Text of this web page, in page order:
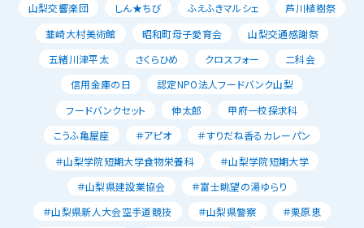
山梨交響楽団
しん★ちび ふえふきマルシェ
芦川植樹祭
韮崎大村美術館
昭和町母子愛育会
山梨交通感謝祭
五緒川津平太
さくらひめ クロスフォー
二科会
信用金庫の日
認定NPO法人フードバンク山梨
フードバンクセット
伸太郎
甲府一校探求科
こうふ亀屋座
＃アピオ
＃すりだね香るカレーパン
＃山梨学院短期大学食物栄養科
＃山梨学院短期大学
＃山梨県建設業協会
＃富士眺望の湯ゆらり
＃山梨県新人大会空手道競技
＃山梨県警察
＃栗原恵